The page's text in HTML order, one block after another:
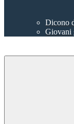
Dicono
Giovani